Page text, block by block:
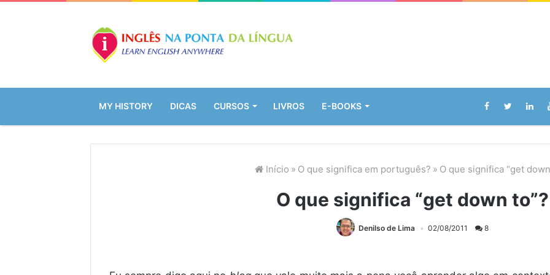
MY HISTORY DICAS CURSOS LIVROS E-BOOKS
Início » O que significa em português? » O que significa “get
O que significa “get down to”?
Denilso de Lima 02/08/2011 8